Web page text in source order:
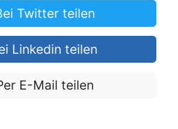
Twitter teilen
Linkedin teilen
E-Mail teilen